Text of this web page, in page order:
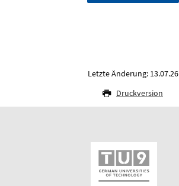
Letzte Änderung: 13.07.26
Druckversion